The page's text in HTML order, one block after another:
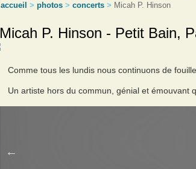
accueil > photos > concerts > Micah P. Hinson
Micah P. Hinson - Petit Bain,
Comme tous les lundis nous continuons de
Un artiste hors du commun, génial et émouvant